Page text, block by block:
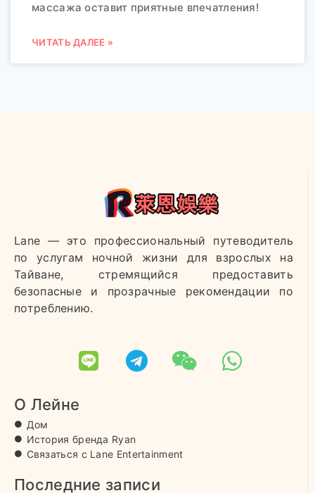
массажа оставит приятные впечатления!
ЧИТАТЬ ДАЛЕЕ »
Lane — это профессиональный путеводитель
по услугам ночной жизни для взрослых на
Тайване, стремящийся предоставить
безопасные и прозрачные рекомендации по
потреблению.
О Лейне
Дом
История бренда Ryan
Связаться с Lane Entertainment
Последние записи